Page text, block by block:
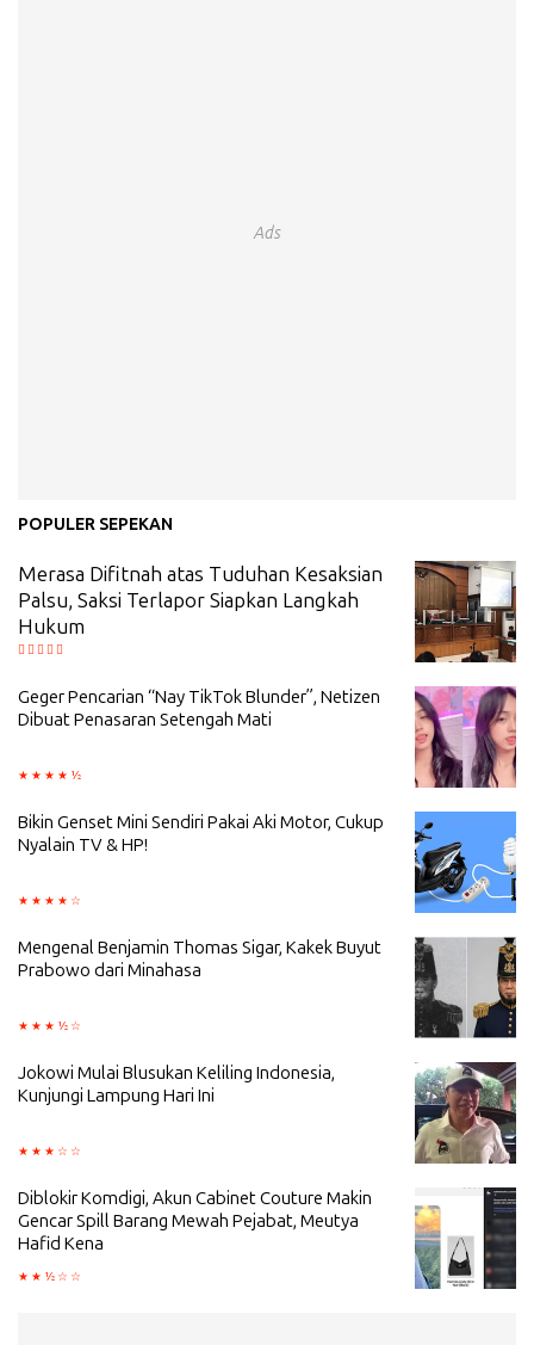
Ads
POPULER SEPEKAN
Merasa Difitnah atas Tuduhan Kesaksian
Palsu, Saksi Terlapor Siapkan Langkah
Hukum
Geger Pencarian “Nay TikTok Blunder”, Netizen
Dibuat Penasaran Setengah Mati
Bikin Genset Mini Sendiri Pakai Aki Motor, Cukup
Nyalain TV & HP!
Mengenal Benjamin Thomas Sigar, Kakek Buyut
Prabowo dari Minahasa
Jokowi Mulai Blusukan Keliling Indonesia,
Kunjungi Lampung Hari Ini
Diblokir Komdigi, Akun Cabinet Couture Makin
Gencar Spill Barang Mewah Pejabat, Meutya
Hafid Kena